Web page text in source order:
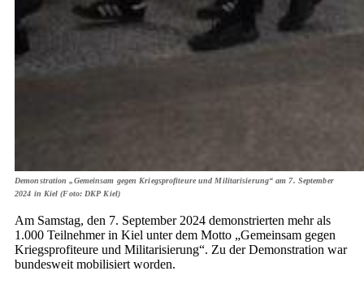
Demonstration „Gemeinsam gegen Kriegsprofiteure und Militarisierung“ am 7. September
2024 in Kiel (Foto: DKP Kiel)
Am Samstag, den 7. September 2024 demonstrierten mehr als
1.000 Teilnehmer in Kiel unter dem Motto „Gemeinsam gegen
Kriegsprofiteure und Militarisierung“. Zu der Demonstration war
bundesweit mobilisiert worden.